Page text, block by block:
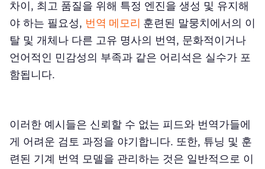
차이, 최고 품질을 위해 특정 엔진을 생성 및 유지해
야 하는 필요성, 번역 메모리 훈련된 말뭉치에서의 이
탈 및 개체나 다른 고유 명사의 번역, 문화적이거나
언어적인 민감성의 부족과 같은 어리석은 실수가 포
함됩니다.
이러한 예시들은 신뢰할 수 없는 피드와 번역가들에
게 어려운 검토 과정을 야기합니다. 또한, 튜닝 및 훈
련된 기계 번역 모델을 관리하는 것은 일반적으로 이